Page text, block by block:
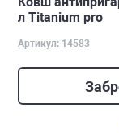
л Titanium pro
Артикул: 14583